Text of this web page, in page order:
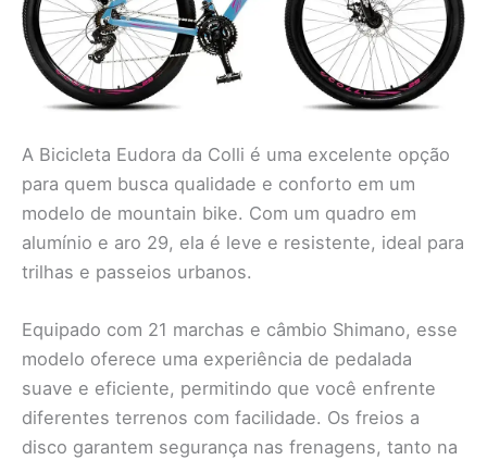
A Bicicleta Eudora da Colli é uma excelente opção
para quem busca qualidade e conforto em um
modelo de mountain bike. Com um quadro em
alumínio e aro 29, ela é leve e resistente, ideal para
trilhas e passeios urbanos.
Equipado com 21 marchas e câmbio Shimano, esse
modelo oferece uma experiência de pedalada
suave e eficiente, permitindo que você enfrente
diferentes terrenos com facilidade. Os freios a
disco garantem segurança nas frenagens, tanto na